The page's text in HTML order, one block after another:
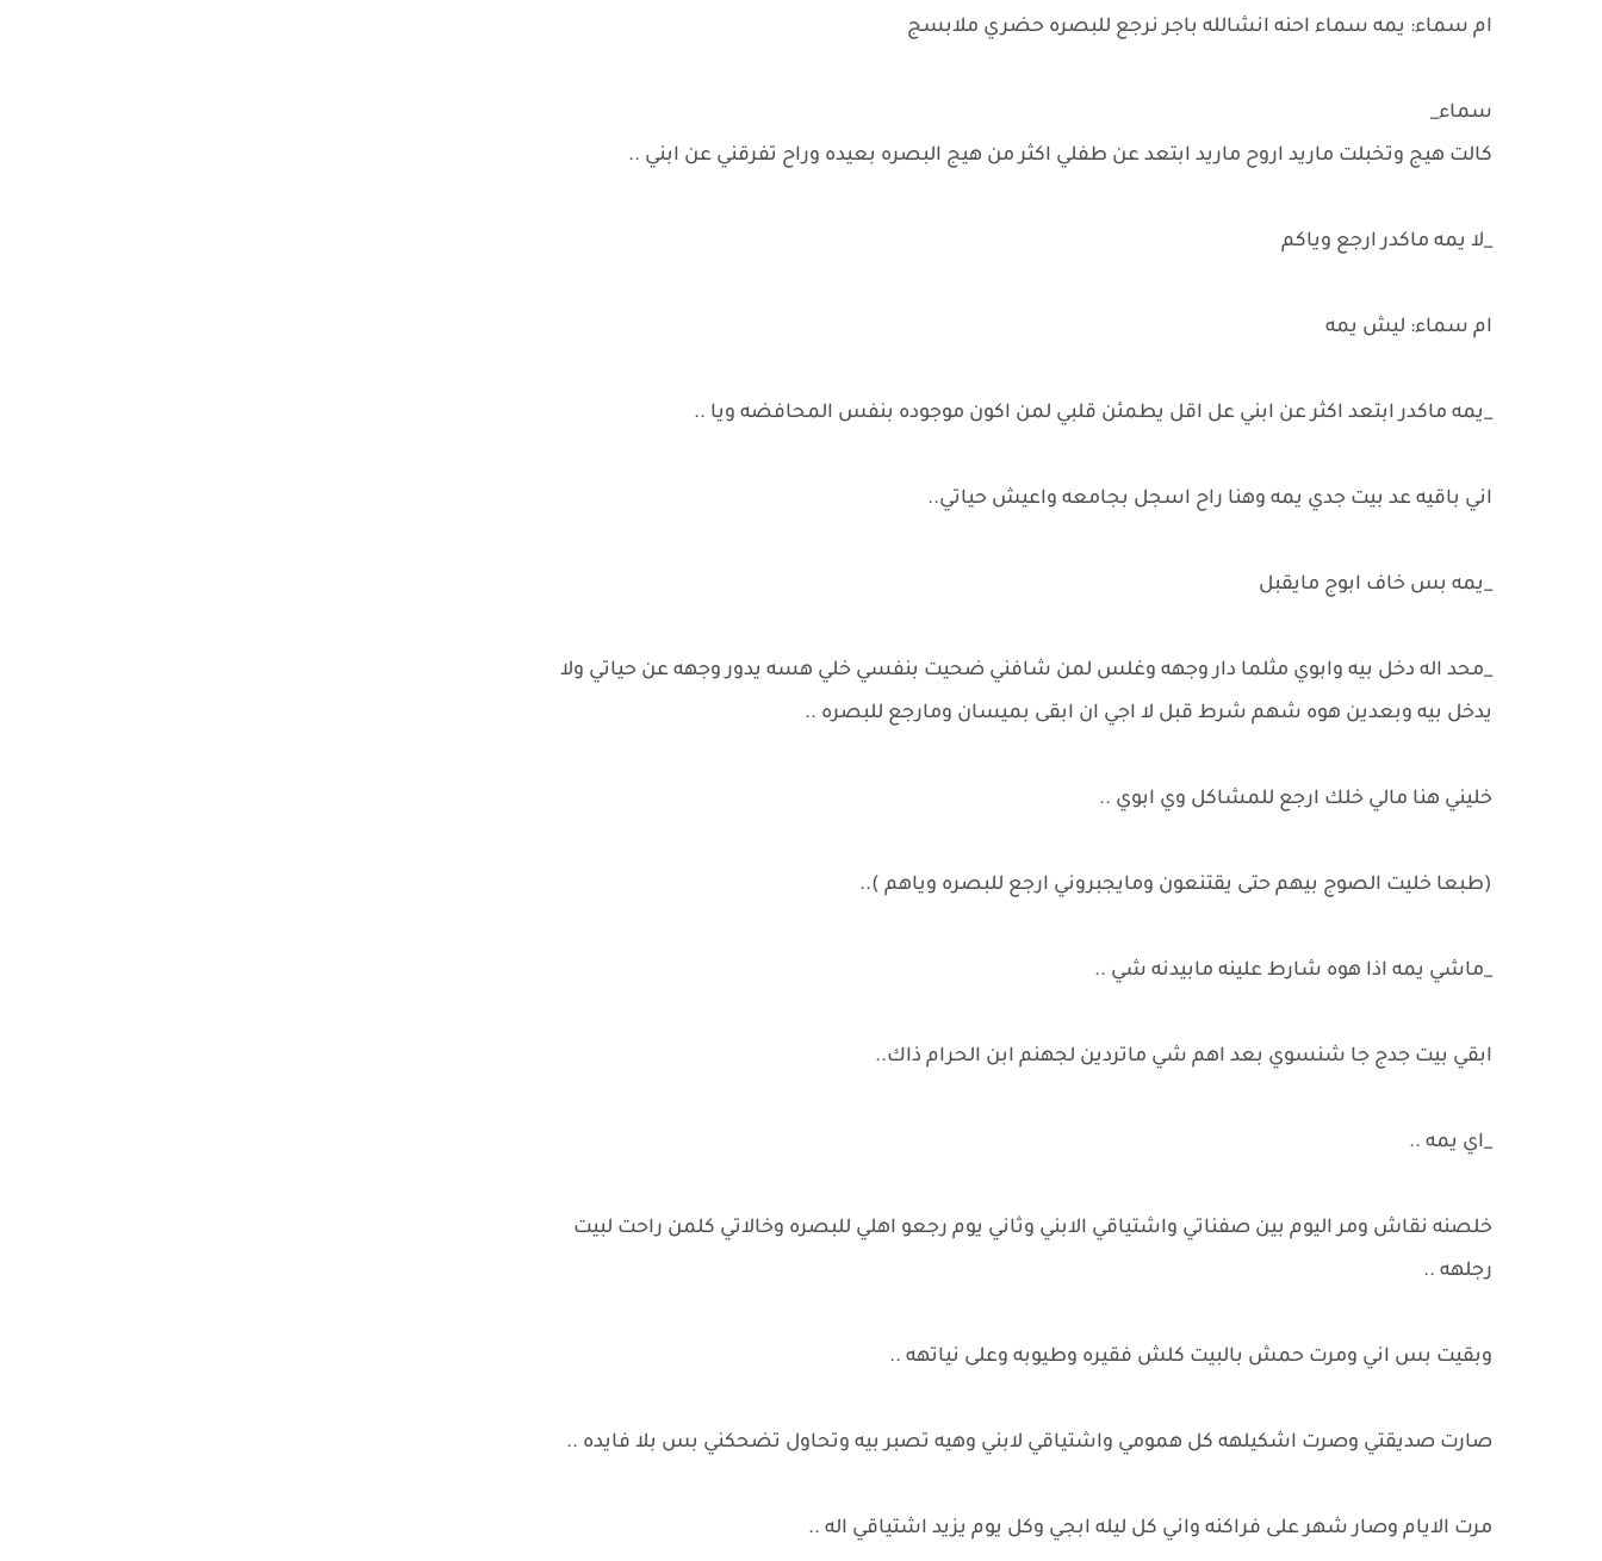
ام سماء: يمه سماء احنه انشالله باجر نرجع للبصره حضري ملابسج
سماء_
كالت هيج وتخبلت ماريد اروح ماريد ابتعد عن طفلي اكثر من هيج البصره بعيده وراح تفرقني عن ابني ..
_لا يمه ماكدر ارجع وياكم
ام سماء: ليش يمه
_يمه ماكدر ابتعد اكثر عن ابني عل اقل يطمئن قلبي لمن اكون موجوده بنفس المحافضه ويا ..
اني باقيه عد بيت جدي يمه وهنا راح اسجل بجامعه واعيش حياتي..
_يمه بس خاف ابوج مايقبل
_محد اله دخل بيه وابوي مثلما دار وجهه وغلس لمن شافني ضحيت بنفسي خلي هسه يدور وجهه عن حياتي ولا
يدخل بيه وبعدين هوه شهم شرط قبل لا اجي ان ابقى بميسان ومارجع للبصره ..
خليني هنا مالي خلك ارجع للمشاكل وي ابوي ..
(طبعا خليت الصوج بيهم حتى يقتنعون ومايجبروني ارجع للبصره وياهم )..
_ماشي يمه اذا هوه شارط علينه مابيدنه شي ..
ابقي بيت جدج جا شنسوي بعد اهم شي ماتردين لجهنم ابن الحرام ذاك..
_اي يمه ..
خلصنه نقاش ومر اليوم بين صفناتي واشتياقي الابني وثاني يوم رجعو اهلي للبصره وخالاتي كلمن راحت لبيت
رجلهه ..
وبقيت بس اني ومرت حمش بالبيت كلش فقيره وطيوبه وعلى نياتهه ..
صارت صديقتي وصرت اشكيلهه كل همومي واشتياقي لابني وهيه تصبر بيه وتحاول تضحكني بس بلا فايده ..
مرت الايام وصار شهر على فراكنه واني كل ليله ابجي وكل يوم يزيد اشتياقي اله ..